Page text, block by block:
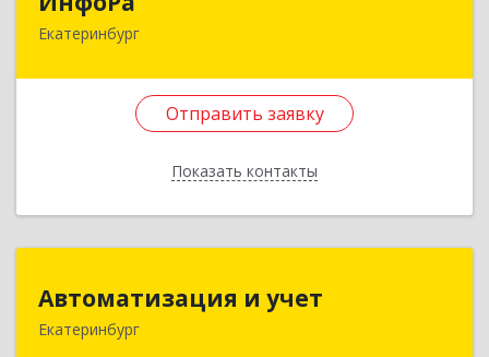
Екатеринбург
Отправить заявку
Показать контакты
620049, Свердловская обл, Екатеринбург г,
Отправить заявку
Назад
Автоматизация и учет
Екатеринбург
620142, Свердловская обл, Екатеринбург г,